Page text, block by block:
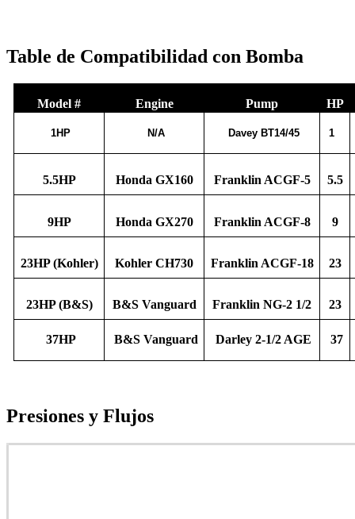
Table de Compatibilidad con Bomba
Model # Engine Pump HP
1HP N/A Davey BT14/45 1
5.5HP Honda GX160 Franklin ACGF-5 5.5
9HP Honda GX270 Franklin ACGF-8 9
23HP (Kohler) Kohler CH730 Franklin ACGF-18 23
23HP (B&S) B&S Vanguard Franklin NG-2 1/2 23
37HP B&S Vanguard Darley 2-1/2 AGE 37
Presiones y Flujos